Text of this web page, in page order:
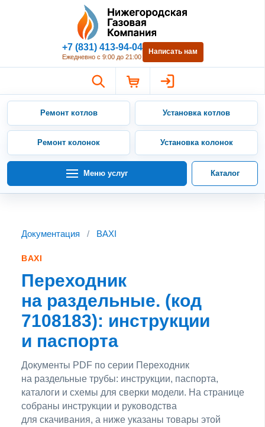
Нижегородская Газовая
+7 (831) 413-94-04
Ежедневно с 9:00 до 21:00
Написать нам
Ремонт котлов Установка котлов
Ремонт колонок Установка колонок
Меню услуг Каталог
Документация / BAXI
BAXI
Переходник
на раздельные. (код
7108183): инструкции
и паспорта
Документы PDF по серии Переходник
на раздельные трубы: инструкции, паспорта,
каталоги и схемы для сверки модели. На странице
собраны инструкции и руководства
для скачивания, а ниже указаны товары этой